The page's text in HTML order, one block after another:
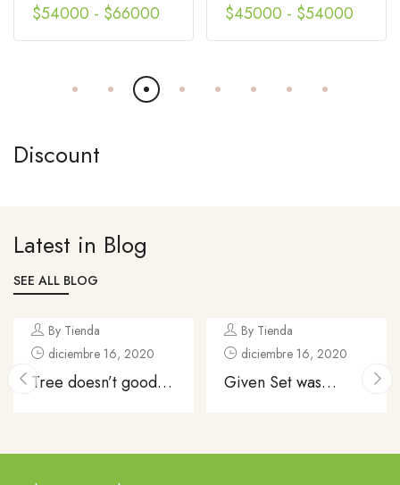
$54000 - $66000 $45000 - $54000
Discount
Latest in Blog
SEE ALL BLOG
By Tienda
diciembre 16, 2020
Tree doesn’t good
By Tienda
diciembre 16, 2020
Given Set was